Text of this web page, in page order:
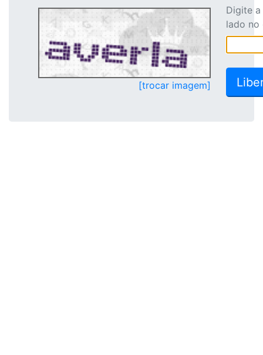
[trocar imagem]
Digite
lado no